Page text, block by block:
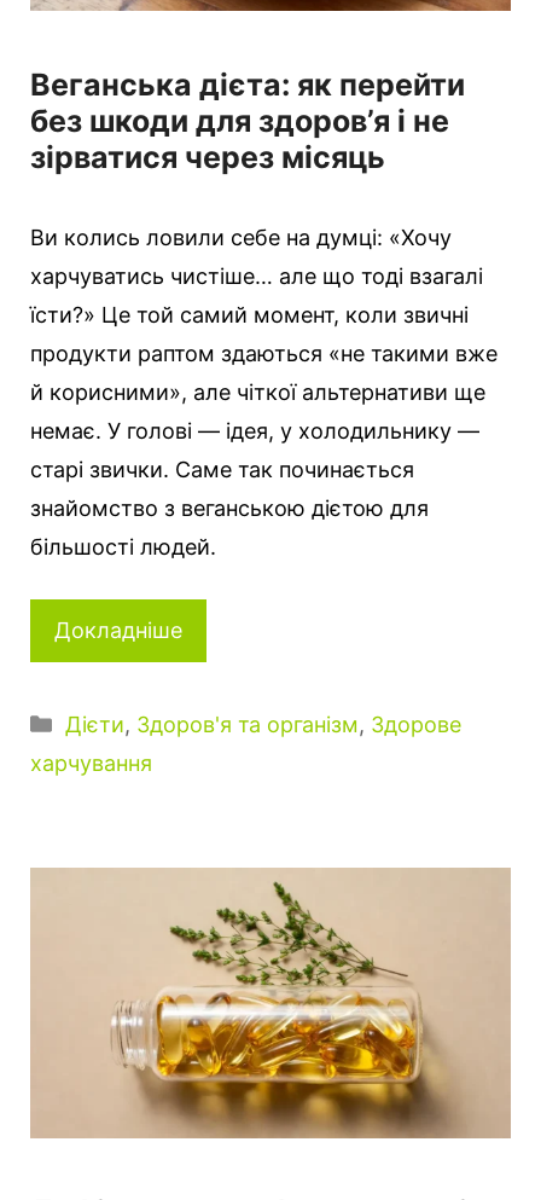
Веганська дієта: як перейти
без шкоди для здоров’я і не
зірватися через місяць
Ви колись ловили себе на думці: «Хочу
харчуватись чистіше… але що тоді взагалі
їсти?» Це той самий момент, коли звичні
продукти раптом здаються «не такими вже
й корисними», але чіткої альтернативи ще
немає. У голові — ідея, у холодильнику —
старі звички. Саме так починається
знайомство з веганською дієтою для
більшості людей.
Докладніше
К
а
Дієти, Здоров'я та організм, Здорове
харчування